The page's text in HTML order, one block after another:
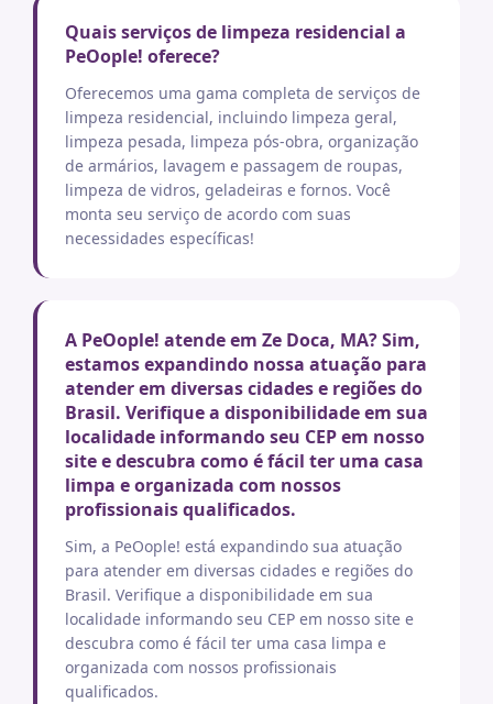
Quais serviços de limpeza residencial a
PeOople! oferece?
Oferecemos uma gama completa de serviços de
limpeza residencial, incluindo limpeza geral,
limpeza pesada, limpeza pós-obra, organização
de armários, lavagem e passagem de roupas,
limpeza de vidros, geladeiras e fornos. Você
monta seu serviço de acordo com suas
necessidades específicas!
A PeOople! atende em Ze Doca, MA? Sim,
estamos expandindo nossa atuação para
atender em diversas cidades e regiões do
Brasil. Verifique a disponibilidade em sua
localidade informando seu CEP em nosso
site e descubra como é fácil ter uma casa
limpa e organizada com nossos
profissionais qualificados.
Sim, a PeOople! está expandindo sua atuação
para atender em diversas cidades e regiões do
Brasil. Verifique a disponibilidade em sua
localidade informando seu CEP em nosso site e
descubra como é fácil ter uma casa limpa e
organizada com nossos profissionais
qualificados.